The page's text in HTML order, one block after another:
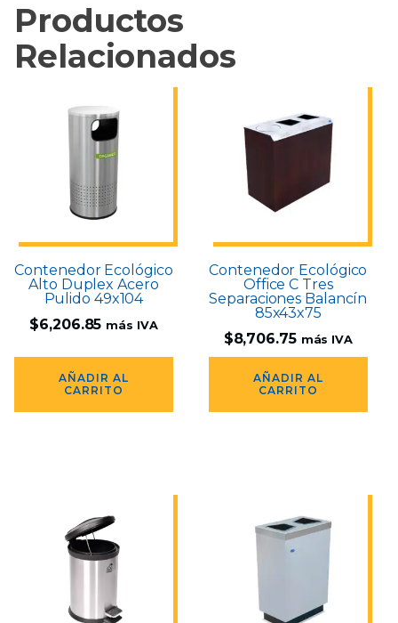
Productos
Relacionados
Contenedor Ecológico
Alto Duplex Acero
Pulido 49x104
$6,206.85 más IVA
AÑADIR AL
CARRITO
Contenedor Ecológico
Office C Tres
Separaciones Balancín
85x43x75
$8,706.75 más IVA
AÑADIR AL
CARRITO